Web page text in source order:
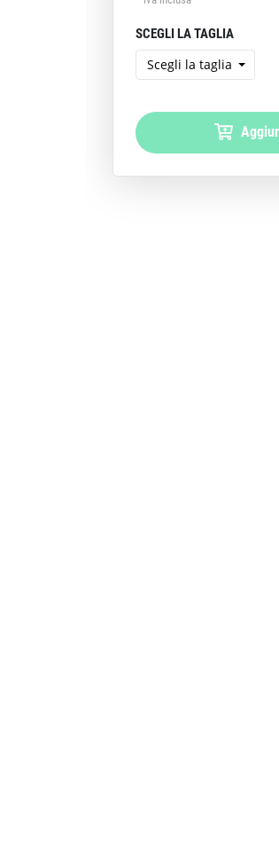
SCEGLI LA TAGLIA
Scegli la taglia